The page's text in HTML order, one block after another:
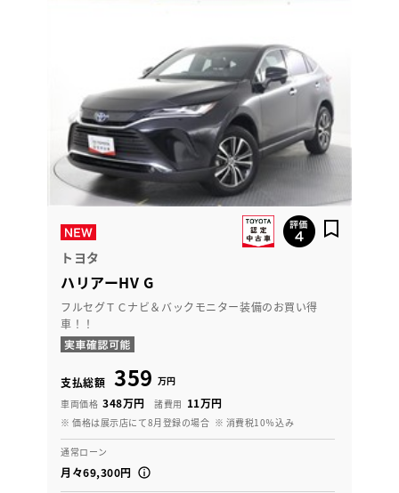
トヨタ
ハリアーHV G
フルセグＴＣナビ＆バックモニター装備のお買い得
車！！
支払総額 359 万円
車両価格 348万円 諸費用 11万円
※ 価格は展示店にて8月登録の場合 ※ 消費税10％込み
通常ローン
月々69,300円